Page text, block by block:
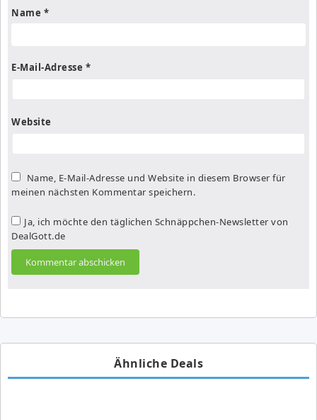
Name *
E-Mail-Adresse *
Website
Name, E-Mail-Adresse und Website in diesem Browser für
meinen nächsten Kommentar speichern.
Ja, ich möchte den täglichen Schnäppchen-Newsletter von
DealGott.de
Ähnliche Deals